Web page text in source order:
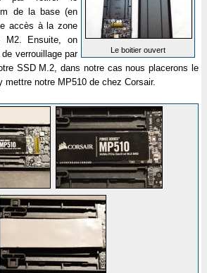
Le boitier ouvert
de la base (en
accès à la zone
M2. Ensuite, on
verrouillage par
SSD M.2, dans notre cas nous placerons le
mettre notre MP510 de chez Corsair.